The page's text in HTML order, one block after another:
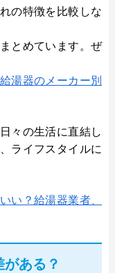
の特徴を比較しな
とめています。ぜ
湯器のメーカー別
々の生活に直結し
ライフスタイルに
い？給湯器業者、
ある？